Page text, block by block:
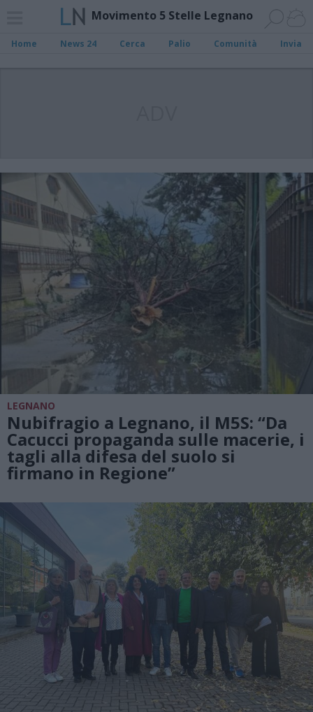
Movimento 5 Stelle Legnano
Home News 24 Cerca Palio Comunità Invia
LEGNANO
Nubifragio a Legnano, il M5S: “Da
Cacucci propaganda sulle macerie, i
tagli alla difesa del suolo si
firmano in Regione”